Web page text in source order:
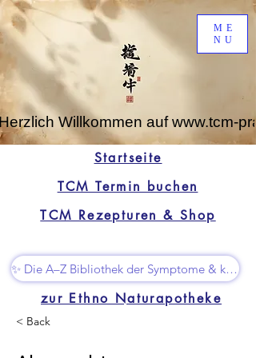
ME
NU
Willkommen auf www.tcm-
✨ Die A–Z Bibliothek der Symptome & kleine Superhelfer
zur Ethno Naturapotheke
TCM Termin buchen
Startseite
TCM Rezepturen & Shop
< Back